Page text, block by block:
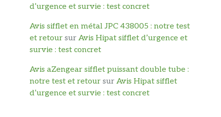
d’urgence et survie : test concret
Avis sifflet en métal JPC 438005 : notre test
et retour sur Avis Hipat sifflet d’urgence et
survie : test concret
Avis aZengear sifflet puissant double tube :
notre test et retour sur Avis Hipat sifflet
d’urgence et survie : test concret